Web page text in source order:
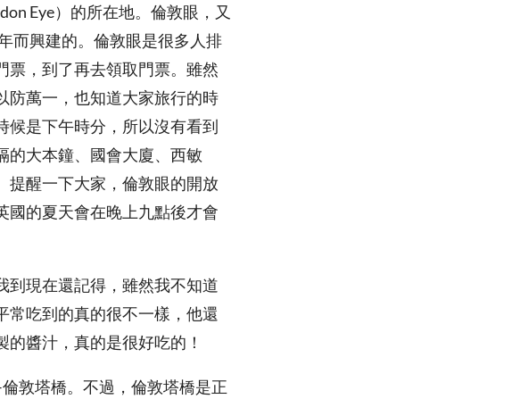
Eye）的所在地。倫敦眼，又
而興建的。倫敦眼是很多人排
票，到了再去領取門票。雖然
防萬一，也知道大家旅行的時
候是下午時分，所以沒有看到
的大本鐘、國會大廈、西敏
提醒一下大家，倫敦眼的開放
國的夏天會在晚上九點後才會
到現在還記得，雖然我不知道
常吃到的真的很不一樣，他還
醬汁，真的是很好吃的！
敦塔橋。不過，倫敦塔橋是正